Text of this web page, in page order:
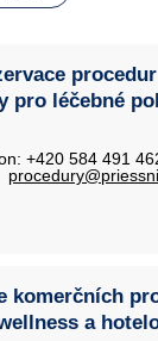
procedur
pro léčebné
+420 584 491
komerčních
a